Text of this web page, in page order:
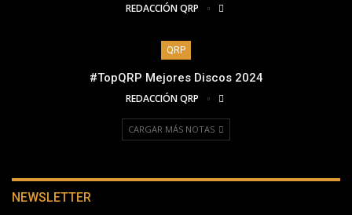
REDACCIÓN QRP
QRP
#TopQRP Mejores Discos 2024
REDACCIÓN QRP
CARGAR MÁS NOTAS
NEWSLETTER